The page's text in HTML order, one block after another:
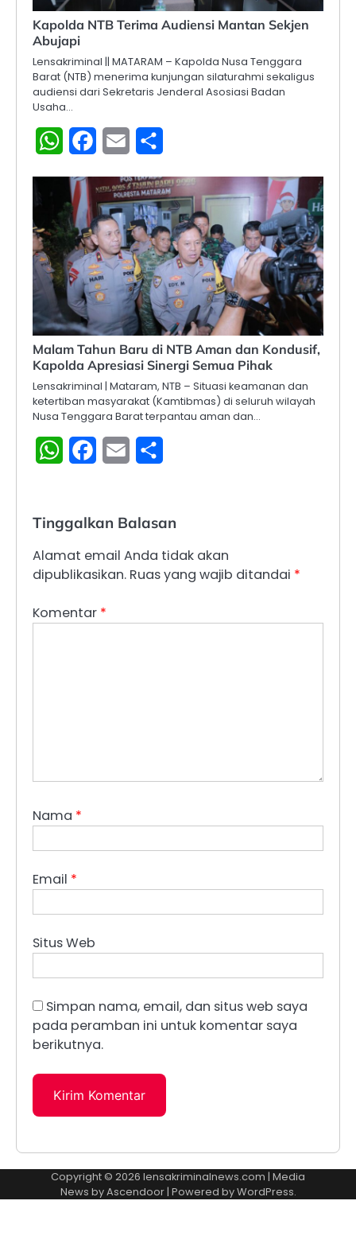
Kapolda NTB Terima Audiensi Mantan Sekjen
Abujapi
Lensakriminal || MATARAM – Kapolda Nusa Tenggara
Barat (NTB) menerima kunjungan silaturahmi sekaligus
audiensi dari Sekretaris Jenderal Asosiasi Badan
Usaha…
WhatsAppFacebook
Email
Malam Tahun Baru di NTB Aman dan Kondusif,
Kapolda Apresiasi Sinergi Semua Pihak
Lensakriminal | Mataram, NTB – Situasi keamanan dan
ketertiban masyarakat (Kamtibmas) di seluruh wilayah
Nusa Tenggara Barat terpantau aman dan…
WhatsAppFacebook
Email
Tinggalkan Balasan
Alamat email Anda tidak akan
dipublikasikan. Ruas yang wajib ditandai *
Komentar *
Nama *
Email *
Situs Web
Simpan nama, email, dan situs web saya
pada peramban ini untuk komentar saya
berikutnya.
Copyright © 2026 lensakriminalnews.com | Media
News byAscendoor| Powered byWordPress.